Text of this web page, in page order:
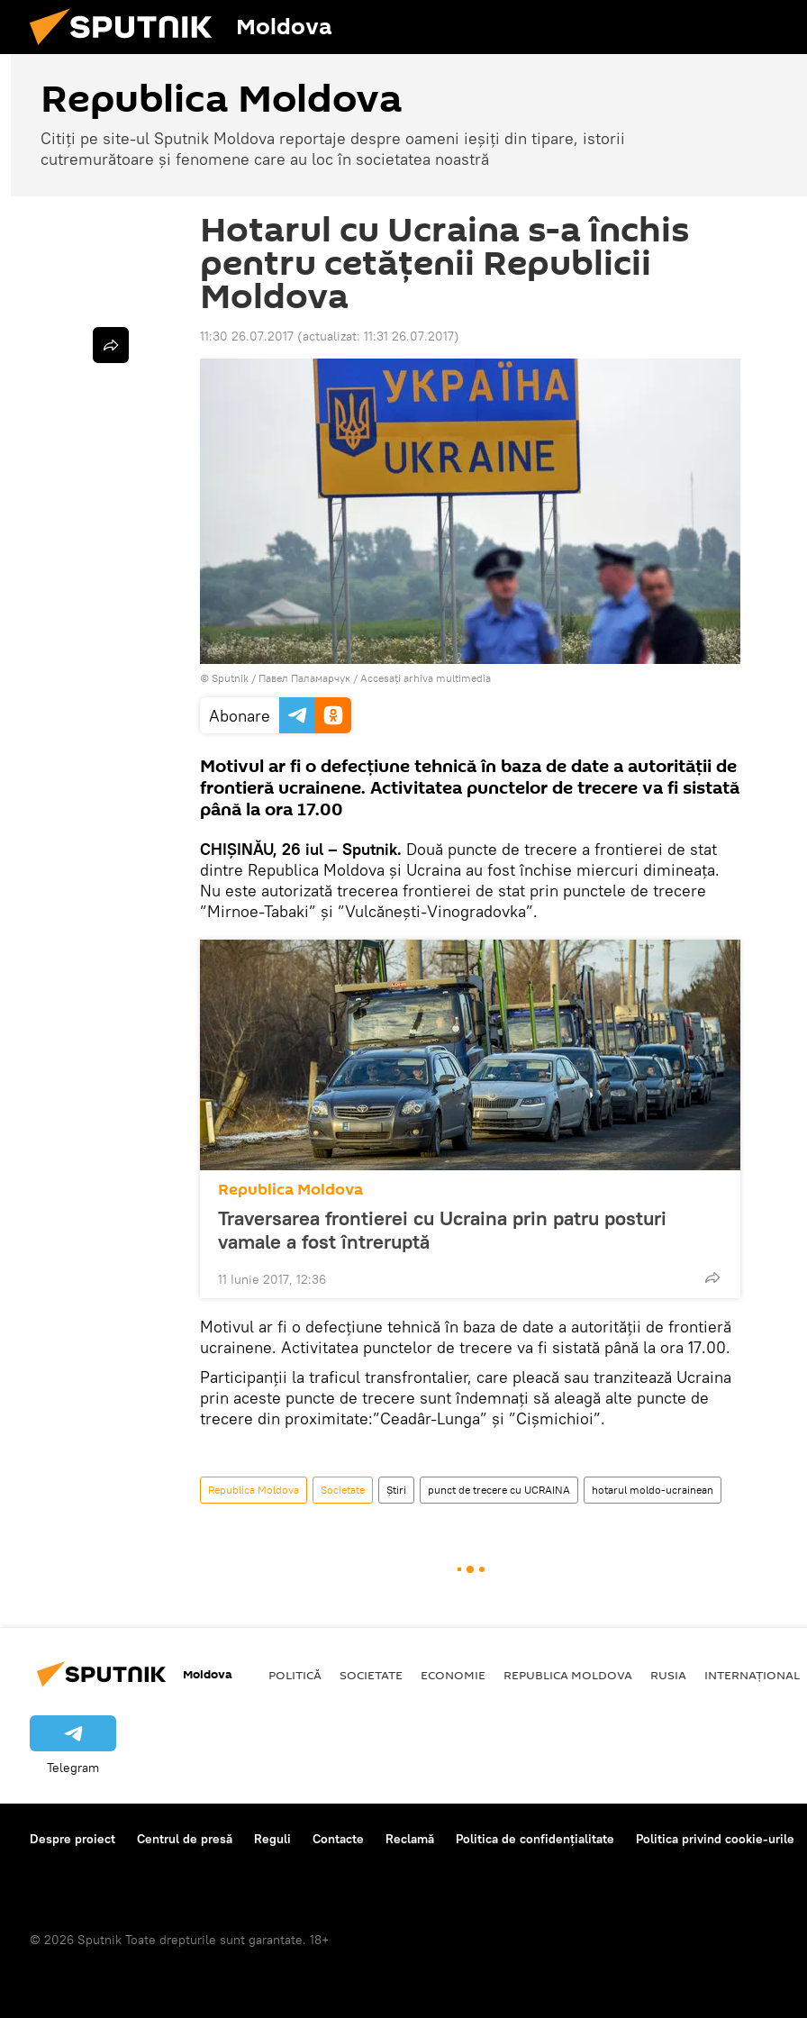
Moldova
Republica Moldova
Citiți pe site-ul Sputnik Moldova reportaje despre oameni ieșiți din tipare, istorii
cutremurătoare și fenomene care au loc în societatea noastră
Hotarul cu Ucraina s-a închis
pentru cetățenii Republicii
Moldova
11:30 26.07.2017 (actualizat: 11:31 26.07.2017)
© Sputnik / Павел Паламарчук / Accesați arhiva multimedia
Abonare
Motivul ar fi o defecțiune tehnică în baza de date a autorității de
frontieră ucrainene. Activitatea punctelor de trecere va fi sistată
până la ora 17.00
CHIȘINĂU, 26 iul – Sputnik. Două puncte de trecere a frontierei de stat
dintre Republica Moldova și Ucraina au fost închise miercuri dimineața.
Nu este autorizată trecerea frontierei de stat prin punctele de trecere
”Mirnoe-Tabaki” și ”Vulcănești-Vinogradovka”.
Republica Moldova
Traversarea frontierei cu Ucraina prin patru posturi
vamale a fost întreruptă
11 Iunie 2017, 12:36
Motivul ar fi o defecțiune tehnică în baza de date a autorității de frontieră
ucrainene. Activitatea punctelor de trecere va fi sistată până la ora 17.00.
Participanții la traficul transfrontalier, care pleacă sau tranzitează Ucraina
prin aceste puncte de trecere sunt îndemnați să aleagă alte puncte de
trecere din proximitate:”Ceadâr-Lunga” și ”Cișmichioi”.
Republica Moldova Societate Știri punct de trecere cu UCRAINA hotarul moldo-ucrainean
Moldova POLITICĂ SOCIETATE ECONOMIE REPUBLICA MOLDOVA RUSIA INTERNAȚIONAL
Telegram
Despre proiect Centrul de presă Reguli Contacte Reclamă Politica de confidențialitate Politica privind cookie-urile
© 2026 Sputnik Toate drepturile sunt garantate. 18+